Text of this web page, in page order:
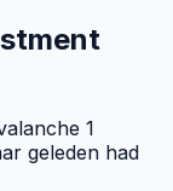
1
geleden had